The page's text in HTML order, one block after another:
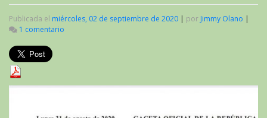
Publicada el miércoles, 02 de septiembre de 2020 | por Jimmy Olano |
1 comentario
para